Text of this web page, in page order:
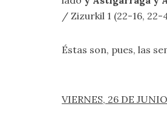
/ Zizurkil 1 (22-16, 22-
Éstas son, pues, las
VIERNES, 26 DE JUNIO